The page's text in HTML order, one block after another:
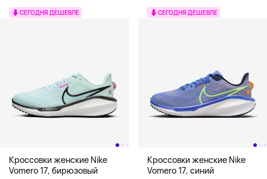
СЕГОДНЯ ДЕШЕВЛЕ
Кроссовки женские Nike
Vomero 17, бирюзовый
СЕГОДНЯ ДЕШЕВЛЕ
Кроссовки женские Nike
Vomero 17, синий